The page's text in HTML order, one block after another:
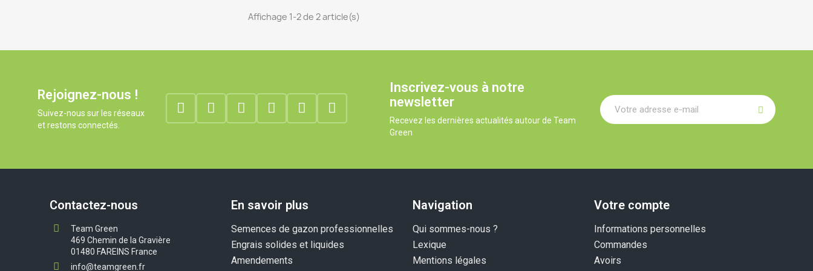
Affichage 1-2 de 2 article(s)
Rejoignez-nous !
Suivez-nous sur les réseaux
et restons connectés.
Inscrivez-vous à notre
newsletter
Recevez les dernières actualités autour de Team
Green
Contactez-nous
Team Green
469 Chemin de la Gravière
01480 FAREINS France
info@teamgreen.fr
En savoir plus
Semences de gazon professionnelles
Engrais solides et liquides
Amendements
Navigation
Qui sommes-nous ?
Lexique
Mentions légales
Votre compte
Informations personnelles
Commandes
Avoirs